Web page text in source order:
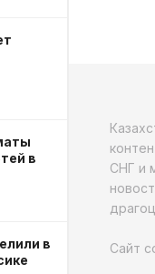
в
в
СНГ и
Сайт